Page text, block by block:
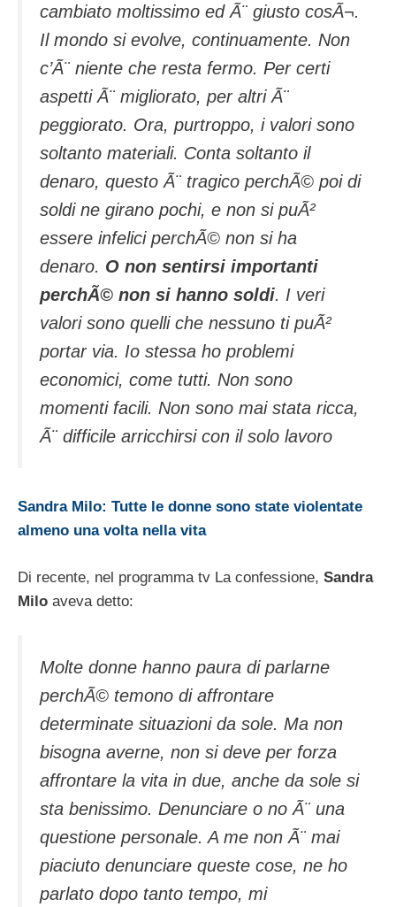
cambiato moltissimo ed Ã¨ giusto cosÃ¬.
Il mondo si evolve, continuamente. Non
c’Ã¨ niente che resta fermo. Per certi
aspetti Ã¨ migliorato, per altri Ã¨
peggiorato. Ora, purtroppo, i valori sono
soltanto materiali. Conta soltanto il
denaro, questo Ã¨ tragico perchÃ© poi di
soldi ne girano pochi, e non si puÃ²
essere infelici perchÃ© non si ha
denaro. O non sentirsi importanti
perchÃ© non si hanno soldi. I veri
valori sono quelli che nessuno ti puÃ²
portar via. Io stessa ho problemi
economici, come tutti. Non sono
momenti facili. Non sono mai stata ricca,
Ã¨ difficile arricchirsi con il solo lavoro
Sandra Milo: Tutte le donne sono state violentate
almeno una volta nella vita
Di recente, nel programma tv La confessione, Sandra
Milo aveva detto:
Molte donne hanno paura di parlarne
perchÃ© temono di affrontare
determinate situazioni da sole. Ma non
bisogna averne, non si deve per forza
affrontare la vita in due, anche da sole si
sta benissimo. Denunciare o no Ã¨ una
questione personale. A me non Ã¨ mai
piaciuto denunciare queste cose, ne ho
parlato dopo tanto tempo, mi